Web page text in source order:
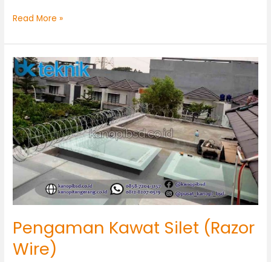
Read More »
Pengaman Kawat Silet (Razor
Wire)
Pengaman
Kawat
Silet
(Razor
Wire)